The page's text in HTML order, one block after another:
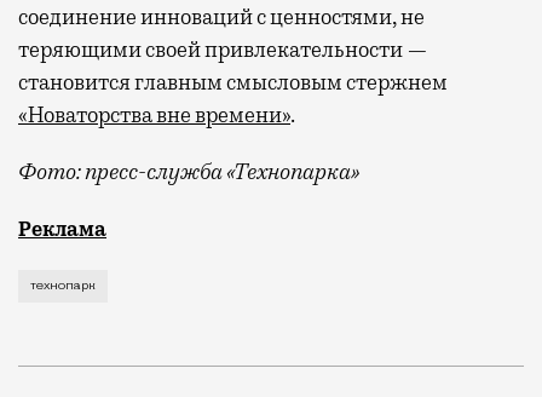
соединение инноваций с ценностями, не
теряющими своей привлекательности —
становится главным смысловым стержнем
«Новаторства вне времени».
Фото: пресс-служба «Технопарка»
Рекламные кампании техники редко выходят за
Реклама
технопарк